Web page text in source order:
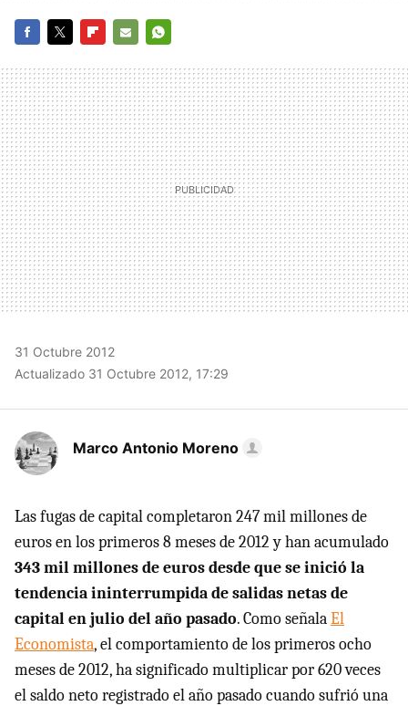
MAIL
31 Octubre 2012
Actualizado 31 Octubre 2012, 17:29
Marco Antonio Moreno
Las fugas de capital completaron 247 mil millones de
euros en los primeros 8 meses de 2012 y han acumulado
343 mil millones de euros desde que se inició la
tendencia ininterrumpida de salidas netas de
capital en julio del año pasado. Como señalaEl
Economista, el comportamiento de los primeros ocho
meses de 2012, ha significado multiplicar por 620 veces
el saldo neto registrado el año pasado cuando sufrió una